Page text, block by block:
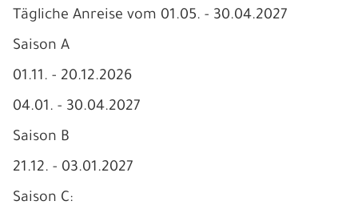
Tägliche Anreise vom 01.05. - 30.04.2027
Saison A
01.11. - 20.12.2026
04.01. - 30.04.2027
Saison B
21.12. - 03.01.2027
Saison C: